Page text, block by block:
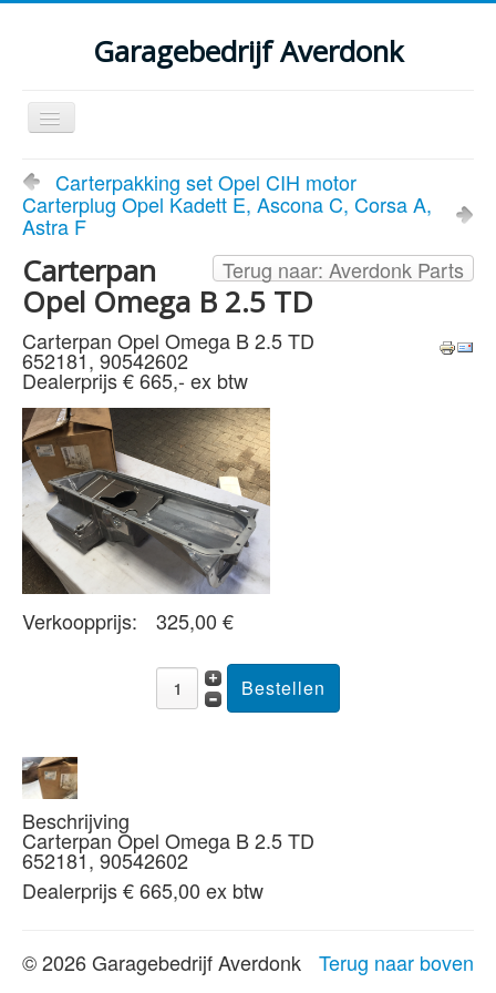
Garagebedrijf Averdonk
Schakelen
navigatie
Welkom
Klassiekers en restauratie verslagen
Diensten
Parts
Occasions
Kenteken gegevens opvragen
Contact
Carterpakking set Opel CIH motor
Carterplug Opel Kadett E, Ascona C, Corsa A,
Astra F
Terug naar: Averdonk Parts
Carterpan
Opel Omega B 2.5 TD
Carterpan Opel Omega B 2.5 TD
652181, 90542602
Dealerprijs € 665,- ex btw
Verkoopprijs: 325,00 €
Beschrijving
Carterpan Opel Omega B 2.5 TD
652181, 90542602
Dealerprijs € 665,00 ex btw
Terug naar boven
© 2026 Garagebedrijf Averdonk